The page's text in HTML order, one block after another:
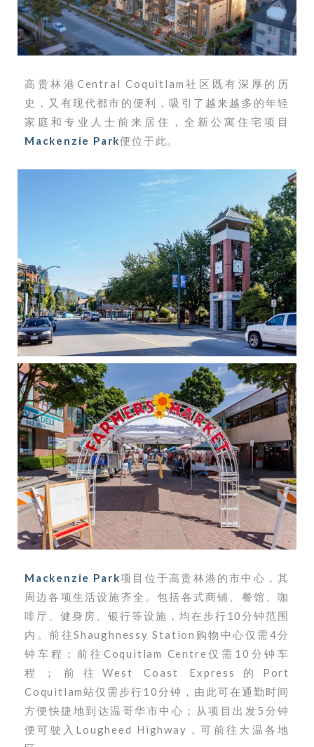
高贵林港Central Coquitlam社区既有深厚的历
史，又有现代都市的便利，吸引了越来越多的年轻
家庭和专业人士前来居住，全新公寓住宅项目
Mackenzie Park便位于此。
Mackenzie Park项目位于高贵林港的市中心，其
周边各项生活设施齐全。包括各式商铺、餐馆、咖
啡厅、健身房、银行等设施，均在步行10分钟范围
内。前往Shaughnessy Station购物中心仅需4分
钟车程；前往Coquitlam Centre仅需10分钟车
程；前往West Coast Express的Port
Coquitlam站仅需步行10分钟，由此可在通勤时间
方便快捷地到达温哥华市中心；从项目出发5分钟
便可驶入Lougheed Highway，可前往大温各地